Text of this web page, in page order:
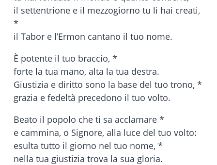
il settentrione e il mezzogiorno tu li hai creati,
*
il Tabor e l’Ermon cantano il tuo nome.
È potente il tuo braccio, *
forte la tua mano, alta la tua destra.
Giustizia e diritto sono la base del tuo trono, *
grazia e fedeltà precedono il tuo volto.
Beato il popolo che ti sa acclamare *
e cammina, o Signore, alla luce del tuo volto:
esulta tutto il giorno nel tuo nome, *
nella tua giustizia trova la sua gloria.